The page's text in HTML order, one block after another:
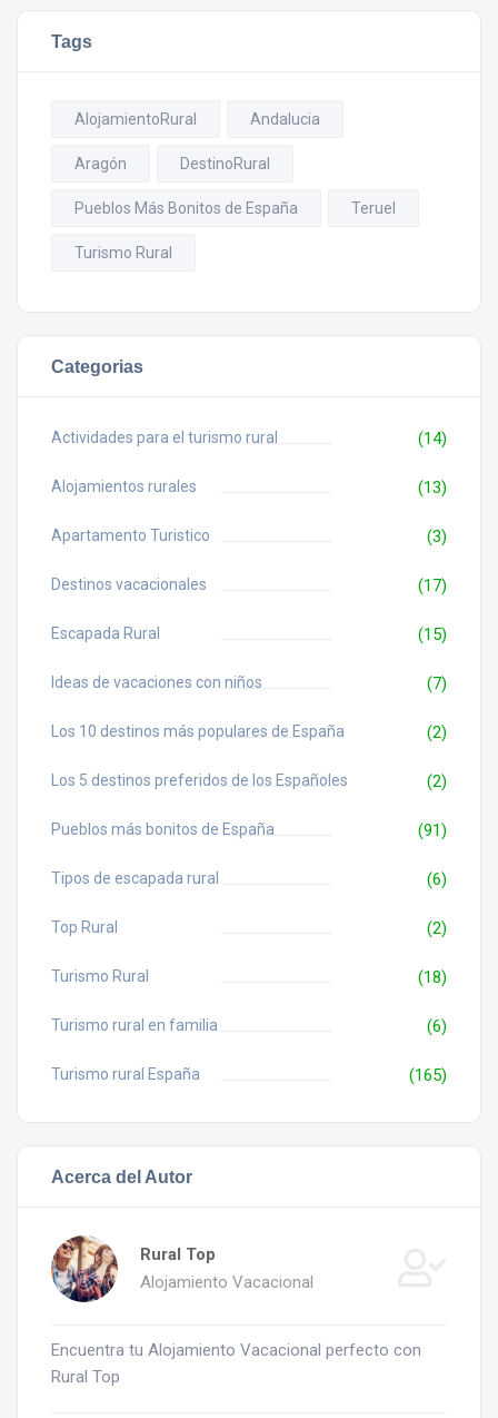
Tags
AlojamientoRural Andalucia
Aragón DestinoRural
Pueblos Más Bonitos de España Teruel
Turismo Rural
Categorias
Actividades para el turismo rural (14)
Alojamientos rurales (13)
Apartamento Turistico (3)
Destinos vacacionales (17)
Escapada Rural (15)
Ideas de vacaciones con niños (7)
Los 10 destinos más populares de España (2)
Los 5 destinos preferidos de los Españoles (2)
Pueblos más bonitos de España (91)
Tipos de escapada rural (6)
Top Rural (2)
Turismo Rural (18)
Turismo rural en familia (6)
Turismo rural España (165)
Acerca del Autor
Rural Top
Alojamiento Vacacional
Encuentra tu Alojamiento Vacacional perfecto con
Rural Top